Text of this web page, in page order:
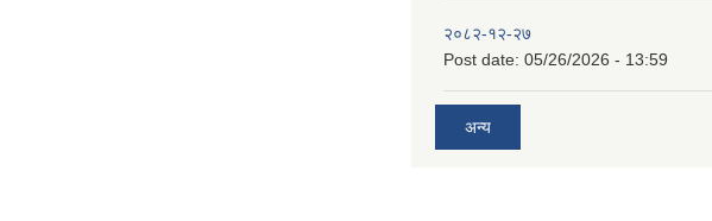
२०८२-१२-२७
Post date: 05/26/2026 - 13:59
अन्य